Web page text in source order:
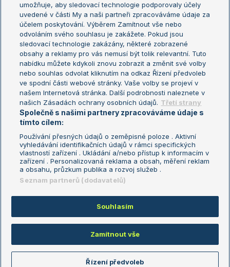
Sázkařský žebříček
Wimbledon
US Open
Turnaj mistrů
Turnaj mistryň
Aktualní trendy
Fotbalové přestupy
Livesport Daily
LS Prague Open
Podmínky užití
Nastavení soukromí
GDPR a žurnalistika
Reklama
Kontakt
Informace o zpracování osobních
údajů
Copyright © 2008-2026 TenisPortal.cz. Využíváme zpravodajství ČTK.
umožňuje, aby sledovací technologie podporovaly účely
uvedené v části My a naši partneři zpracováváme údaje za
účelem poskytování. Výběrem Zamítnout vše nebo
odvoláním svého souhlasu je zakážete. Pokud jsou
sledovací technologie zakázány, některé zobrazené
obsahy a reklamy pro vás nemusí být tolik relevantní. Tuto
nabídku můžete kdykoli znovu zobrazit a změnit své volby
nebo souhlas odvolat kliknutím na odkaz Řízení předvoleb
ve spodní části webové stránky. Vaše volby se projeví v
našem Internetová stránka. Další podrobnosti naleznete v
našich Zásadách ochrany osobních údajů. Třetí strany
Společně s našimi partnery zpracováváme údaje s
tímto cílem:
Používání přesných údajů o zeměpisné poloze . Aktivní
vyhledávání identifikačních údajů v rámci specifických
vlastností zařízení . Ukládání a/nebo přístup k informacím v
zařízení . Personalizovaná reklama a obsah, měření reklam
a obsahu, průzkum publika a rozvoj služeb .
Seznam partnerů (dodavatelů)
Souhlasím
Zamítnout vše
Řízení předvoleb